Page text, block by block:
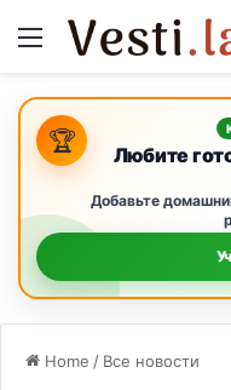
Menu
🏆 Любите
Добавьте
Home / Все новости